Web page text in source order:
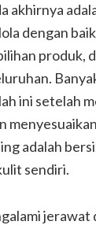
akhirnya
dengan
produk,
ini setelah
adalah
sendiri.
jerawat